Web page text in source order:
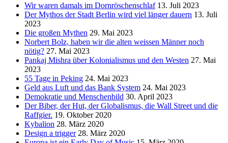
Wir waren damals im Dornröschenschlaf 13. Juli 2023
Der Mythos der Stadt Berlin wird viel länger dauern 13. Juli
2023
Die großen Mythen 29. Mai 2023
Norbert Bolz, haben wir die alten weissen Männer noch
nötig? 27. Mai 2023
Pankaj Mishra über Kolonialismus und den Westen 27. Mai
2023
55 Tage in Peking 24. Mai 2023
Geld aus Luft und das Bank System 24. Mai 2023
Demokratie und Menschenbild 30. April 2023
Der Biber, der Hut, der Globalismus, die Wall Street und die
Raffgier. 19. Oktober 2020
Kybalion 28. März 2020
Design a trigger 28. März 2020